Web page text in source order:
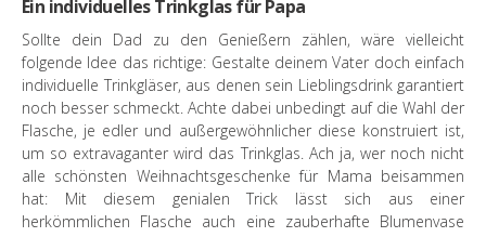
Ein individuelles Trinkglas für Papa
Sollte dein Dad zu den Genießern zählen, wäre vielleicht
folgende Idee das richtige: Gestalte deinem Vater doch einfach
individuelle Trinkgläser, aus denen sein Lieblingsdrink garantiert
noch besser schmeckt. Achte dabei unbedingt auf die Wahl der
Flasche, je edler und außergewöhnlicher diese konstruiert ist,
um so extravaganter wird das Trinkglas. Ach ja, wer noch nicht
alle schönsten Weihnachtsgeschenke für Mama beisammen
hat: Mit diesem genialen Trick lässt sich aus einer
herkömmlichen Flasche auch eine zauberhafte Blumenvase